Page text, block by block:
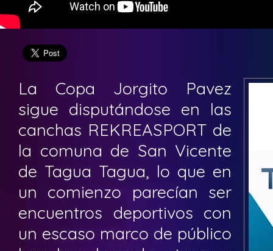
La Copa Jorgito Pavez
sigue disputándose en las
canchas REKREASPORT de
la comuna de San Vicente
de Tagua Tagua, lo que en
un comienzo parecían ser
encuentros deportivos con
un escaso marco de público